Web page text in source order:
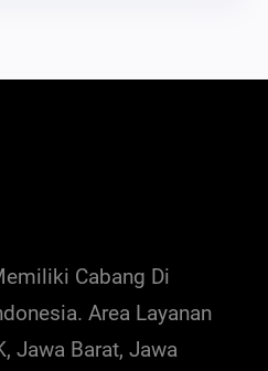
Cabang Di
Area Layanan
Jawa Barat, Jawa